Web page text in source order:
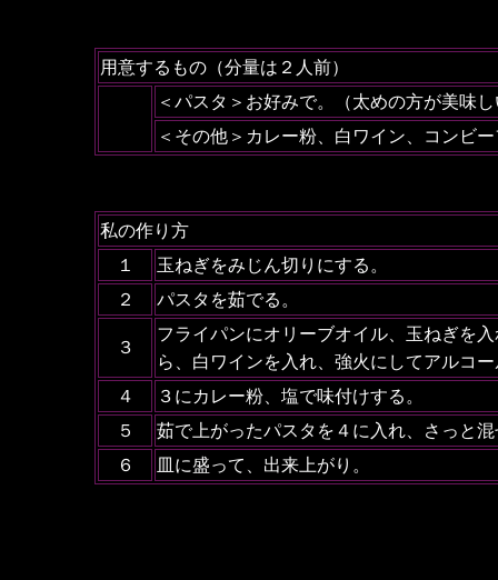
用意するもの（分量は２人前）
＜パスタ＞お好みで。（太めの方が美味
＜その他＞カレー粉、白ワイン、コンビ
私の作り方
１
玉ねぎをみじん切りにする。
２
パスタを茹でる。
３
フライパンにオリーブオイル、玉ねぎを
ら、白ワインを入れ、強火にしてアルコ
４
３にカレー粉、塩で味付けする。
５
茹で上がったパスタを４に入れ、さっと
６
皿に盛って、出来上がり。